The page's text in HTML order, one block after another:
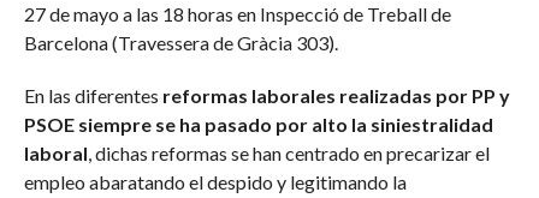
27 de mayo a las 18 horas en Inspecció de Treball de
Barcelona (Travessera de Gràcia 303).
En las diferentes reformas laborales realizadas por PP y
PSOE siempre se ha pasado por alto la siniestralidad
laboral, dichas reformas se han centrado en precarizar el
empleo abaratando el despido y legitimando la